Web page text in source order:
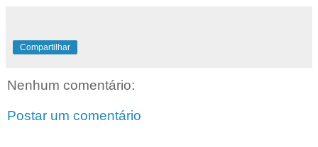
Compartilhar
Nenhum comentário:
Postar um comentário